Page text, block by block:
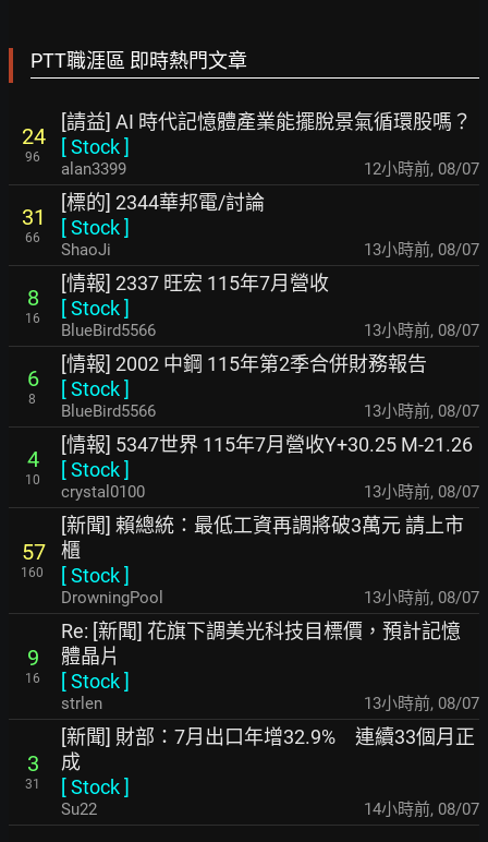
PTT職涯區 即時熱門文章
24
96
[請益] AI 時代記憶體產業能擺脫景氣循環股嗎？
[Stock]
alan3399 12小時前, 08/07
31
66
[標的] 2344華邦電/討論
[Stock]
ShaoJi 13小時前, 08/07
8
16
[情報] 2337 旺宏 115年7月營收
[Stock]
BlueBird5566 13小時前, 08/07
6
8
[情報] 2002 中鋼 115年第2季合併財務報告
[Stock]
BlueBird5566 13小時前, 08/07
4
10
[情報] 5347世界 115年7月營收Y+30.25 M-21.26
[Stock]
crystal0100 13小時前, 08/07
57
160
[新聞] 賴總統：最低工資再調將破3萬元 請上市
櫃
[Stock]
DrowningPool 13小時前, 08/07
9
16
Re: [新聞] 花旗下調美光科技目標價，預計記憶
體晶片
[Stock]
strlen 13小時前, 08/07
3
31
[新聞] 財部：7月出口年增32.9% 連續33個月正
成
[Stock]
Su22 14小時前, 08/07